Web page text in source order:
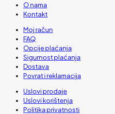
O nama
Kontakt
Moj račun
FAQ
Opcije plaćanja
Sigurnost plaćanja
Dostava
Povrat i reklamacija
Uslovi prodaje
Uslovi korištenja
Politika privatnosti